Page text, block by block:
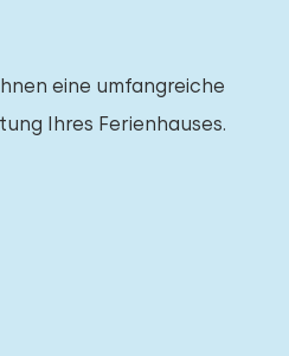
eine umfangreiche
Ihres Ferienhauses.